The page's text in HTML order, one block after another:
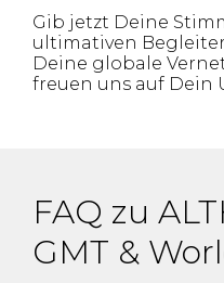
Gib jetzt Deine
ultimativen
Deine globale
freuen uns auf Dein
FAQ zu
GMT &